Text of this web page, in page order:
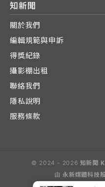
知新聞
關於我們
編輯規範與申訴
得獎紀錄
攝影棚出租
聯絡我們
隱私說明
服務條款
© 2024 - 2026 知新聞
由 永新媒體科技